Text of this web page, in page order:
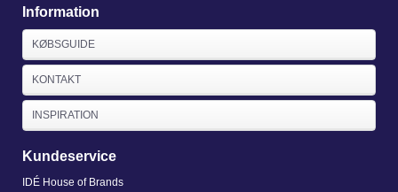
Information
KØBSGUIDE
KONTAKT
INSPIRATION
Kundeservice
IDÉ House of Brands